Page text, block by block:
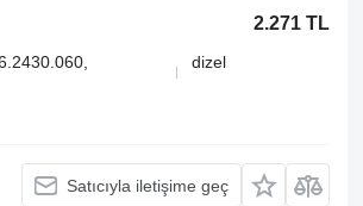
2.271 TL
dizel
Satıcıyla iletişime geç